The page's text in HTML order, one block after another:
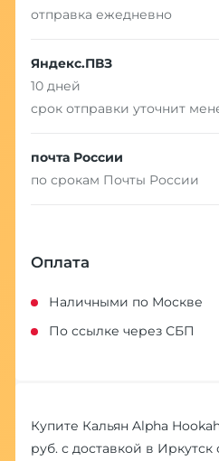
отправка ежедневно
Яндекс.ПВЗ
10 дней
срок отправки уточнит
почта России
по срокам Почты России
Оплата
Наличными по Москве
По ссылке через СБП
Купите Кальян Alpha
руб. с доставкой в Иркутск